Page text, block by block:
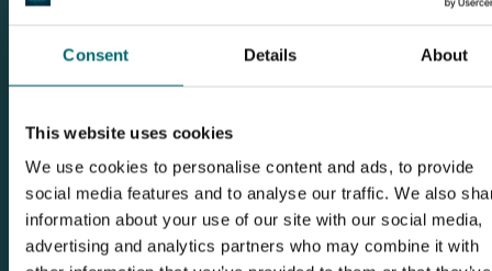
Consent Details About
This website uses cookies
We use cookies to personalise content and ads, to provide
social media features and to analyse our traffic. We also
information about your use of our site with our social media,
advertising and analytics partners who may combine it with